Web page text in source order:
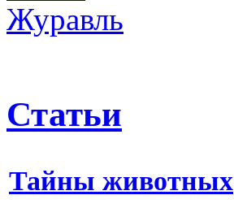
Журавль
Статьи
Тайны животных